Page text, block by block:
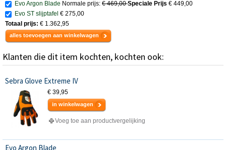
Evo Argon Blade Normale prijs: € 469,00Speciale Prijs € 449,00
Evo ST slijptafel € 275,00
Totaal prijs: € 1.362,95
alles toevoegen aan winkelwagen
Klanten die dit item kochten, kochten ook:
Sebra Glove Extreme IV
€ 39,95
in winkelwagen
Voeg toe aan productvergelijking
Evo Argon Blade